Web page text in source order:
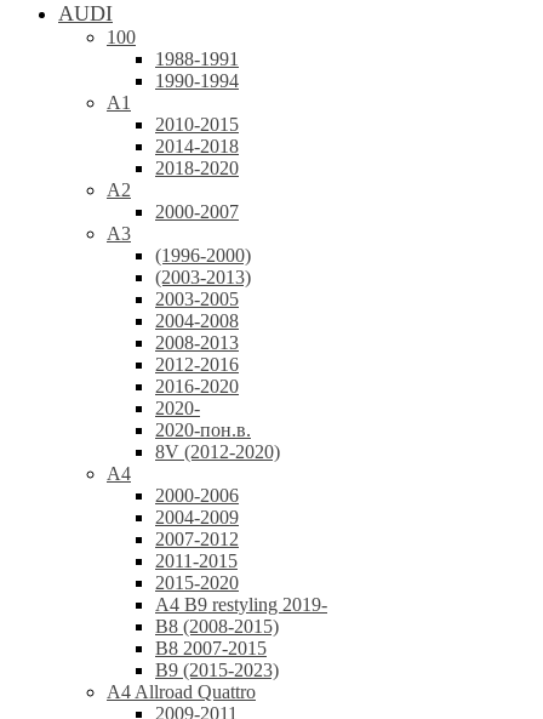
AUDI
100
1988-1991
1990-1994
A1
2010-2015
2014-2018
2018-2020
A2
2000-2007
A3
(1996-2000)
(2003-2013)
2003-2005
2004-2008
2008-2013
2012-2016
2016-2020
2020-
2020-пон.в.
8V (2012-2020)
A4
2000-2006
2004-2009
2007-2012
2011-2015
2015-2020
A4 B9 restyling 2019-
B8 (2008-2015)
B8 2007-2015
B9 (2015-2023)
A4 Allroad Quattro
2009-2011